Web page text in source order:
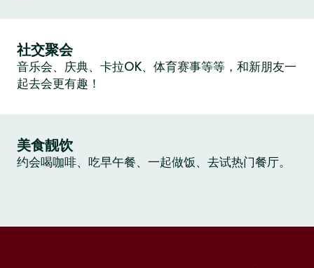
社交聚会
音乐会、庆典、卡拉OK、体育赛事等等，和新朋友一
起去会更有趣！
美食靓饮
约会喝咖啡、吃早午餐、一起做饭、去试热门餐厅。